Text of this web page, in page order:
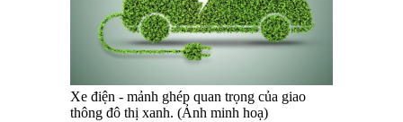
Xe điện - mảnh ghép quan trọng của giao
thông đô thị xanh. (Ảnh minh hoạ)